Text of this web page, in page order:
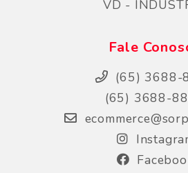
VD -
Fale
(65) 3688-
(65) 3688-